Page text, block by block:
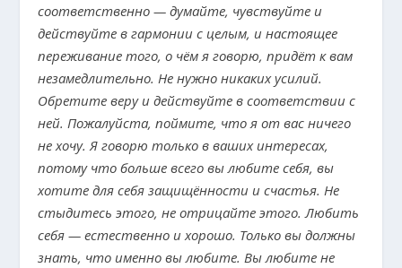
соответственно — думайте, чувствуйте и
действуйте в гармонии с целым, и настоящее
переживание того, о чём я говорю, придёт к вам
незамедлительно. Не нужно никаких усилий.
Обретите веру и действуйте в соответствии с
ней. Пожалуйста, поймите, что я от вас ничего
не хочу. Я говорю только в ваших интересах,
потому что больше всего вы любите себя, вы
хотите для себя защищённости и счастья. Не
стыдитесь этого, не отрицайте этого. Любить
себя — естественно и хорошо. Только вы должны
знать, что именно вы любите. Вы любите не